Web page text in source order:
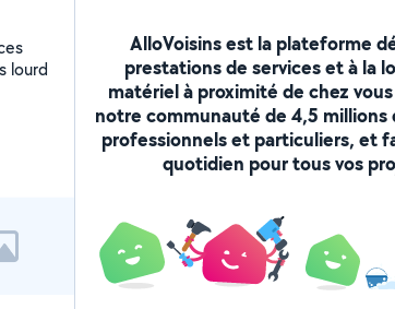
lourd
AlloVoisins est la plateforme
prestations de services et à la
matériel à proximité de chez
notre communauté de 4,5 millions
professionnels et particuliers, et
quotidien pour tous vos